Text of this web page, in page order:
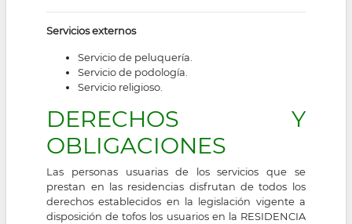
Servicios externos
Servicio de peluquería.
Servicio de podología.
Servicio religioso.
DERECHOS Y
OBLIGACIONES
Las personas usuarias de los servicios que se
prestan en las residencias disfrutan de todos los
derechos establecidos en la legislación vigente a
disposición de tofos los usuarios en la RESIDENCIA